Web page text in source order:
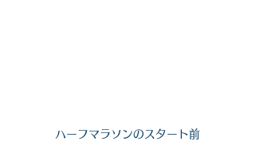
ハーフマラソンのスタート前